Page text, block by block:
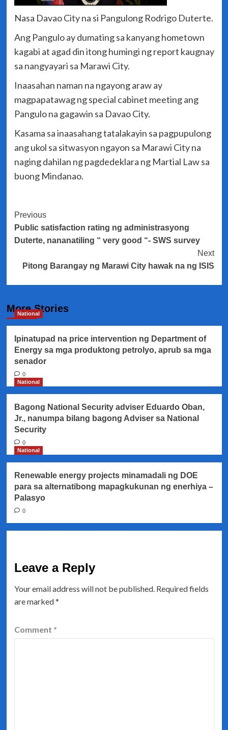
Nasa Davao City na si Pangulong Rodrigo Duterte.
Ang Pangulo ay dumating sa kanyang hometown
kagabi at agad din itong humingi ng report kaugnay
sa nangyayari sa Marawi City.
Inaasahan naman na ngayong araw ay
magpapatawag ng special cabinet meeting ang
Pangulo na gagawin sa Davao City.
Kasama sa inaasahang tatalakayin sa pagpupulong
ang ukol sa sitwasyon ngayon sa Marawi City na
naging dahilan ng pagdedeklara ng Martial Law sa
buong Mindanao.
Post
Navigation
Previous
Public satisfaction rating ng administrasyong
Duterte, nananatiling “ very good “- SWS survey
Next
Pitong Barangay ng Marawi City hawak na ng ISIS
More Stories
National
Ipinatupad na price intervention ng Department of
Energy sa mga produktong petrolyo, aprub sa mga
senador
0
National
Bagong National Security adviser Eduardo Oban,
Jr., nanumpa bilang bagong Adviser sa National
Security
0
National
Renewable energy projects minamadali ng DOE
para sa alternatibong mapagkukunan ng enerhiya –
Palasyo
0
Leave a Reply
Your email address will not be published. Required fields
are marked*
Comment *